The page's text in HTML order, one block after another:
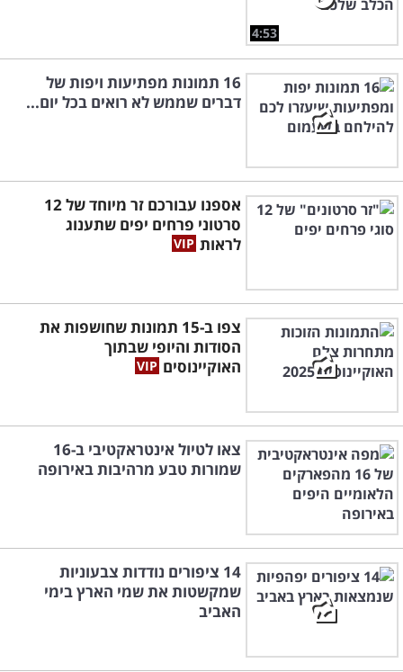
4:53
16 תמונות מפתיעות ויפות של
דברים שממש לא רואים בכל יום...
אספנו עבורכם זר מיוחד של 12
סרטוני פרחים יפים שתענוג
לראות
צפו ב-15 תמונות שחושפות את
הסודות והיופי שבתוך
האוקיינוסים
צאו לטיול אינטראקטיבי ב-16
שמורות טבע מרהיבות באירופה
14 ציפורים נודדות צבעוניות
שמקשטות את שמי הארץ בימי
האביב